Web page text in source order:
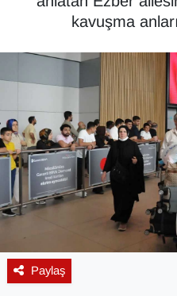
kavuşma
Paylaş
Diğer
EĞİTİM
EKONOMİ
Eleman
Emlak
En çok konuşulanlar
GENEL